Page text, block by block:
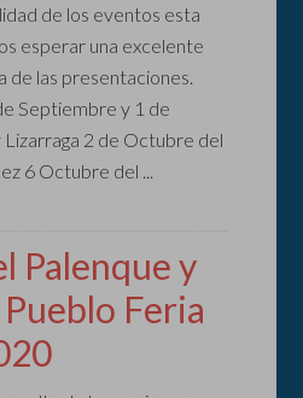
de los eventos esta
esperar una excelente
de las presentaciones.
Septiembre y 1 de
2 de Octubre del
6 Octubre del ...
Palenque y
Feria